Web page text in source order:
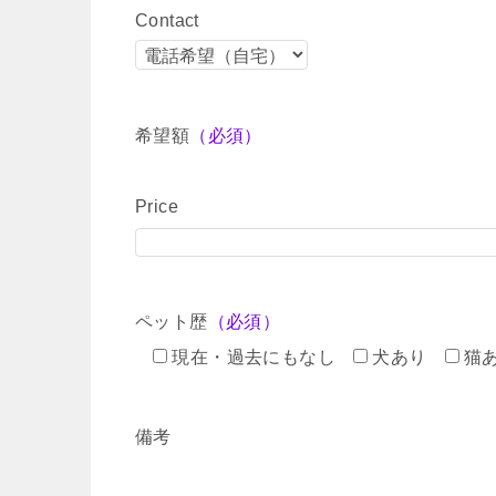
Contact
希望額 （必須）
Price
ペット歴 （必須）
現在・過去にもなし
犬あり 猫
備考